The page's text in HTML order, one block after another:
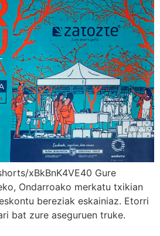
xBkBnK4VE40 Gure
Ondarroako merkatu txikian
bereziak eskainiaz. Etorri
bat zure aseguruen truke.